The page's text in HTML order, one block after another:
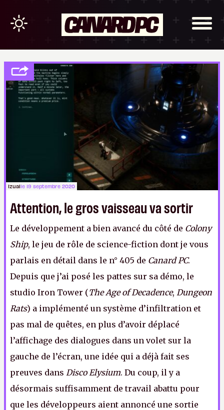
Izualle 19 septembre 2020
Attention, le gros vaisseau va sortir
Le développement a bien avancé du côté de Colony
Ship, le jeu de rôle de science-fiction dont je vous
parlais en détail dans le n° 405 de Canard PC.
Depuis que j’ai posé les pattes sur sa démo, le
studio Iron Tower (The Age of Decadence, Dungeon
Rats) a implémenté un système d’infiltration et
pas mal de quêtes, en plus d’avoir déplacé
l’affichage des dialogues dans un volet sur la
gauche de l’écran, une idée qui a déjà fait ses
preuves dans Disco Elysium. Du coup, il y a
désormais suffisamment de travail abattu pour
que les développeurs aient annoncé une sortie